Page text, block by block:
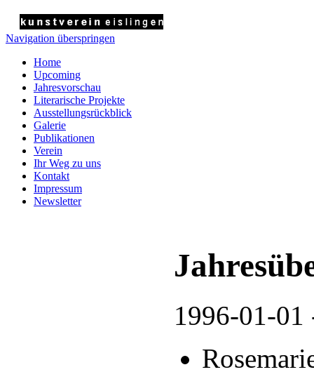
Navigation überspringen
Home
Upcoming
Jahresvorschau
Literarische Projekte
Ausstellungsrückblick
Galerie
Publikationen
Verein
Ihr Weg zu uns
Kontakt
Impressum
Newsletter
1996-01-01